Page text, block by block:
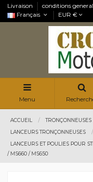
Livraison
conditions
Français
EUR €
Menu
ACCUEIL
TRONÇONNEUSES
LANCEURS TRONÇONNEUSES
LANCEURS ET POULIES POUR
/ MS660 / MS650